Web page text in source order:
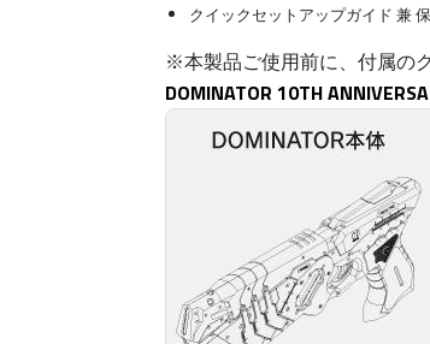
クイックセットアップガイド 兼
※本製品ご使用前に、付属の
DOMINATOR 10TH